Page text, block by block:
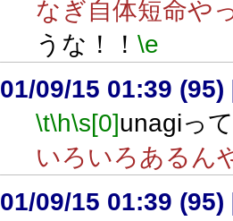
なぎ自体短命や
うな！！ \e
01/09/15 01:39 (95)
\t\h\s[0]unagiっ
いろいろあるん
01/09/15 01:39 (95)